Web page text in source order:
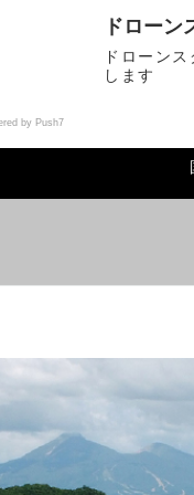
土交通省認定の登録講習機
ドロー
ドローン
します
by Push7